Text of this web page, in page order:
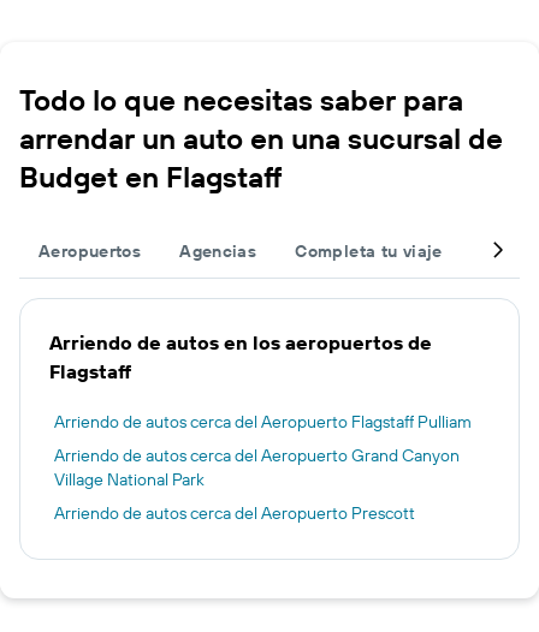
Todo lo que necesitas saber para
arrendar un auto en una sucursal de
Budget en Flagstaff
Aeropuertos Agencias Completa tu viaje Otros
Arriendo de autos en los aeropuertos de
Flagstaff
Arriendo de autos cerca del Aeropuerto Flagstaff Pulliam
Arriendo de autos cerca del Aeropuerto Grand Canyon
Village National Park
Arriendo de autos cerca del Aeropuerto Prescott